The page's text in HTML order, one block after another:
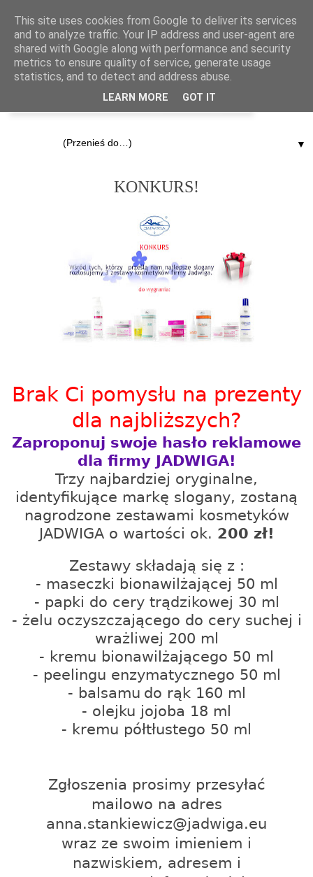
▼
KONKURS!
Brak Ci pomysłu na prezenty
dla najbliższych?
Zaproponuj swoje hasło reklamowe
dla firmy JADWIGA!
Trzy najbardziej oryginalne,
identyfikujące markę slogany, zostaną
nagrodzone zestawami kosmetyków
JADWIGA o wartości ok. 200 zł!
Zestawy składają się z :
- maseczki bionawilżającej 50 ml
- papki do cery trądzikowej 30 ml
- żelu oczyszczającego do cery suchej i
wrażliwej 200 ml
- kremu bionawilżającego 50 ml
- peelingu enzymatycznego 50 ml
- balsamu do rąk 160 ml
- olejku jojoba 18 ml
- kremu półtłustego 50 ml
Zgłoszenia prosimy przesyłać
mailowo na adres
anna.stankiewicz@jadwiga.eu
wraz ze swoim imieniem i
nazwiskiem, adresem i
This site uses cookies from Google to deliver its services
and to analyze traffic. Your IP address and user-agent are
shared with Google along with performance and security
metrics to ensure quality of service, generate usage
statistics, and to detect and address abuse.
LEARN MORE GOT IT